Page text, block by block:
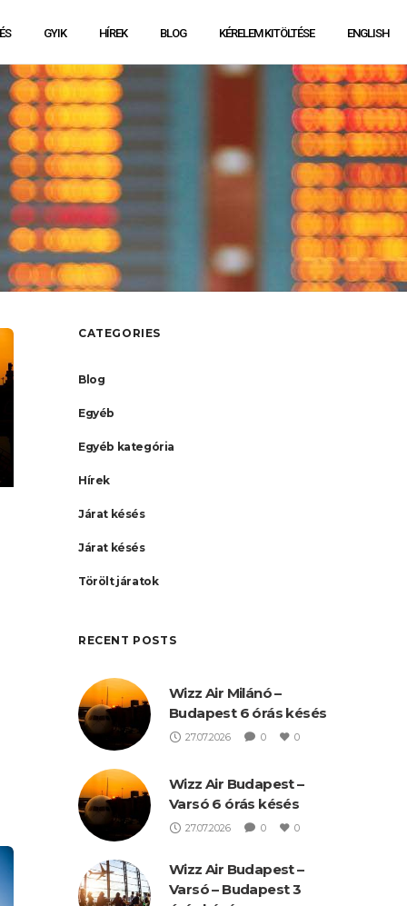
GYIK HÍREK BLOG KÉRELEM KITÖLTÉSE ENGLISH
CATEGORIES
Blog
Egyéb
Egyéb kategória
Hírek
Járat késés
Járat késés
Törölt járatok
RECENT POSTS
Wizz Air Milánó –
Budapest 6 órás késés
27.07.2026 0 0
Wizz Air Budapest –
Varsó 6 órás késés
27.07.2026 0 0
Wizz Air Budapest –
Varsó – Budapest 3